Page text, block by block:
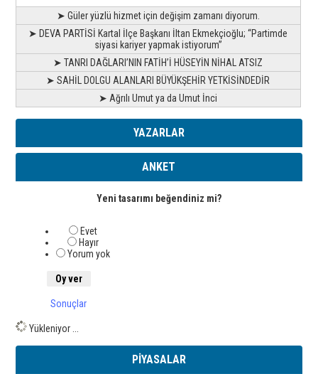
➤ Güler yüzlü hizmet için değişim zamanı diyorum.
➤ DEVA PARTİSİ Kartal İlçe Başkanı İltan Ekmekçioğlu; “Partimde
siyasi kariyer yapmak istiyorum”
➤ TANRI DAĞLARI’NIN FATİH’İ HÜSEYİN NİHAL ATSIZ
➤ SAHİL DOLGU ALANLARI BÜYÜKŞEHİR YETKİSİNDEDİR
➤ Ağrılı Umut ya da Umut İnci
YAZARLAR
ANKET
Yeni tasarımı beğendiniz mi?
Evet
Hayır
Yorum yok
Sonuçlar
Yükleniyor ...
PİYASALAR